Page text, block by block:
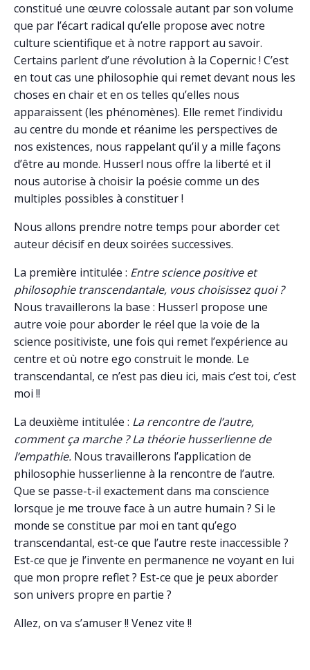
constitué une œuvre colossale autant par son volume
que par l’écart radical qu’elle propose avec notre
culture scientifique et à notre rapport au savoir.
Certains parlent d’une révolution à la Copernic ! C’est
en tout cas une philosophie qui remet devant nous les
choses en chair et en os telles qu’elles nous
apparaissent (les phénomènes). Elle remet l’individu
au centre du monde et réanime les perspectives de
nos existences, nous rappelant qu’il y a mille façons
d’être au monde. Husserl nous offre la liberté et il
nous autorise à choisir la poésie comme un des
multiples possibles à constituer !
Nous allons prendre notre temps pour aborder cet
auteur décisif en deux soirées successives.
La première intitulée : Entre science positive et
philosophie transcendantale, vous choisissez quoi ?
Nous travaillerons la base : Husserl propose une
autre voie pour aborder le réel que la voie de la
science positiviste, une fois qui remet l’expérience au
centre et où notre ego construit le monde. Le
transcendantal, ce n’est pas dieu ici, mais c’est toi, c’est
moi !!
La deuxième intitulée : La rencontre de l’autre,
comment ça marche ? La théorie husserlienne de
l’empathie. Nous travaillerons l’application de
philosophie husserlienne à la rencontre de l’autre.
Que se passe-t-il exactement dans ma conscience
lorsque je me trouve face à un autre humain ? Si le
monde se constitue par moi en tant qu’ego
transcendantal, est-ce que l’autre reste inaccessible ?
Est-ce que je l’invente en permanence ne voyant en lui
que mon propre reflet ? Est-ce que je peux aborder
son univers propre en partie ?
Allez, on va s’amuser !! Venez vite !!